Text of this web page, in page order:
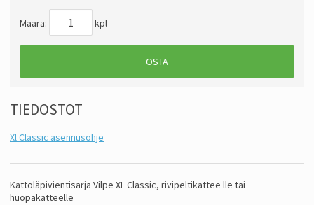
Määrä: kpl
OSTA
TIEDOSTOT
Xl Classic asennusohje
Kattoläpivientisarja Vilpe XL Classic, rivipeltikattee lle tai
huopakatteelle